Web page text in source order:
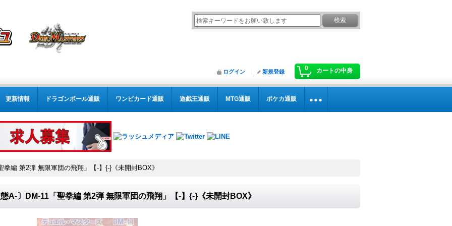
0 カートの中身
ログイン 新規登録
更新情報 ドラゴンボール通販 ワンピカード通販 遊戯王通販 MTG通販 ポケカ通販
拳編 第2弾 無限軍団の飛翔」【-】{-}《未開封BOX》
A-〕DM-11「聖拳編 第2弾 無限軍団の飛翔」【-】{-}《未開封BOX》